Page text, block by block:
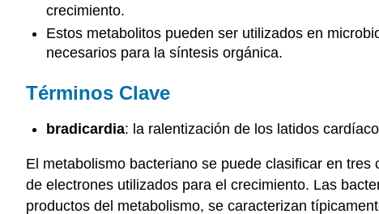
crecimiento.
Estos metabolitos pueden ser utilizados en
necesarios para la síntesis orgánica.
Términos Clave
bradicardia: la ralentización de los latidos
El metabolismo bacteriano se puede clasificar en
de electrones utilizados para el crecimiento. Las
productos del metabolismo, se caracterizan